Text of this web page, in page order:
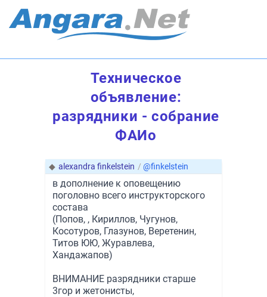
Техническое
объявление:
разрядники - собрание
ФАИо
◆ alexandra finkelstein / @finkelstein
в дополнение к оповещению
поголовно всего инструкторского
состава
(Попов, , Кириллов, Чугунов,
Косотуров, Глазунов, Веретенин,
Титов ЮЮ, Журавлева,
Хандажапов)
ВНИМАНИЕ разрядники старше
3гор и жетонисты,